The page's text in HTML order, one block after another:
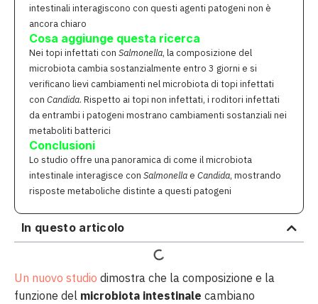
intestinali interagiscono con questi agenti patogeni non è
ancora chiaro
Cosa aggiunge questa ricerca
Nei topi infettati con Salmonella, la composizione del
microbiota cambia sostanzialmente entro 3 giorni e si
verificano lievi cambiamenti nel microbiota di topi infettati
con Candida. Rispetto ai topi non infettati, i roditori infettati
da entrambi i patogeni mostrano cambiamenti sostanziali nei
metaboliti batterici
Conclusioni
Lo studio offre una panoramica di come il microbiota
intestinale interagisce con Salmonellae Candida, mostrando
risposte metaboliche distinte a questi patogeni
In questo articolo
Un nuovo studio dimostra che la composizione e la
funzione del microbiota intestinale cambiano